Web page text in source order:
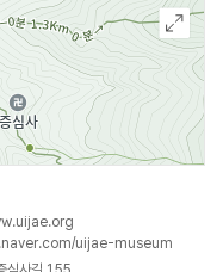
문화대상 대상을 수상한
주통합특별시의 대표
uijae-museum